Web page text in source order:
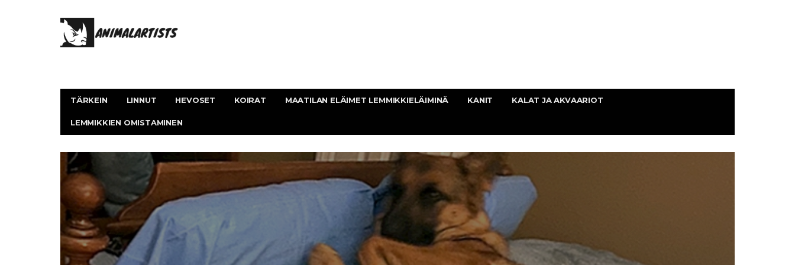
TÄRKEIN LINNUT HEVOSET KOIRAT MAATILAN ELÄIMET LEMMIKKIELÄIMINÄ KANIT KALAT JA AKVAARIOT
LEMMIKKIEN OMISTAMINEN